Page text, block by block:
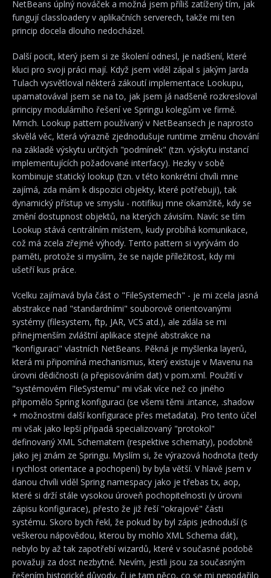
NetBeans úplný nováček a možná jsem příliš zatížený tím, jak
fungují classloadery v aplikačních serverech, takže mi ten
princip docela dlouho nedocházel.
Další pocit, který jsem si ze školení odnesl, je nadšení, které
kluci pro svoji práci mají. Když jsem viděl zápal s jakým Jarda
Tulach vysvětloval některá zákoutí implementace Lookupu,
upamatovával jsem se na to, jak jsem já nadšeně rozkresloval
principy modulárního řešení ve Springu kolegům ve firmě.
Mmch. Lookup pattern používaný v NetBeansech je naprosto
skvělá věc, která výrazně zjednodušuje runtime změnu chování
na základě výskytu určitých "podmínek" (tzn. výskytu instancí
implementujících požadované interfacy). Hezky v sobě
kombinuje statický lookup (tzn. v této konkrétní chvíli mne
zajímá, zda mám k dispozici objekty, které potřebuji), tak
dynamický přístup ve smyslu - notifikuj mne okamžitě, kdy se
změní dostupnost objektů, na kterých závisím. Navíc se tím
Lookup stává centrálním místem, kudy probíhá komunikace,
což má zcela zřejmé výhody. Tento pattern si vyrývám do
paměti, protože si myslím, že se najde příležitost, kdy mi
ušetří kus práce.
Vcelku zajímavá byla část o "FileSystemech" - je mi zcela jasná
abstrakce nad "standardními" souborově orientovanými
systémy (filesystem, ftp, JAR, VCS atd.), ale zdála se mi
přinejmenším zvláštní aplikace stejné abstrakce na
"konfiguraci" vlastních NetBeans. Pěkná je myšlenka layerů,
která mi připomíná mechanismus, který existuje v Mavenu na
úrovni dědičnosti (a přepisováním dat) v pom.xml. Použití v
"systémovém FileSystemu" mi však více než co jiného
připomělo Spring konfiguraci (se všemi těmi .intance, .shadow
+ možnostmi další konfigurace přes metadata). Pro tento účel
mi však jako lepší připadá specializovaný "protokol"
definovaný XML Schematem (respektive schematy), podobně
jako jej znám ze Springu. Myslím si, že výrazová hodnota (tedy
i rychlost orientace a pochopení) by byla větší. V hlavě jsem v
danou chvíli viděl Spring namespacy jako je třebas tx, aop,
které si drží stále vysokou úroveň pochopitelnosti (v úrovni
zápisu konfigurace), přesto že již řeší "okrajové" části
systému. Skoro bych řekl, že pokud by byl zápis jednoduší (s
veškerou nápovědou, kterou by mohlo XML Schema dát),
nebylo by až tak zapotřebí wizardů, které v současné podobě
považuji za dost nezbytné. Nevím, jestli jsou za současným
řešením historické důvody, či je tam něco, co se mi nepodařilo